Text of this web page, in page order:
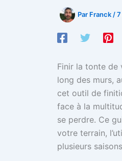
Par Franck /
Finir la tonte de
long des murs,
cet outil de
face à la
se perdre. Ce
votre terrain,
plusieurs